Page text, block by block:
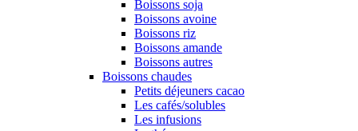
Boissons soja
Boissons avoine
Boissons riz
Boissons amande
Boissons autres
Boissons chaudes
Petits déjeuners cacao
Les cafés/solubles
Les infusions